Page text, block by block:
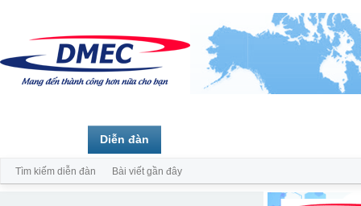
Diễn đàn
Tìm kiếm diễn đàn Bài viết gần đây